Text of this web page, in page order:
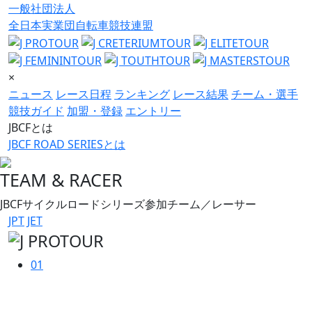
一般社団法人
全日本実業団自転車競技連盟
×
ニュース レース日程 ランキング レース結果チーム・選手
競技ガイド 加盟・登録 エントリー
JBCFとは
JBCF ROAD SERIESとは
TEAM & RACER
JBCFサイクルロードシリーズ参加チーム／レーサー
JPT JET
01